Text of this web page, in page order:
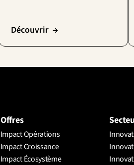
Découvrir  →
Offres
Impact Opérations
Impact Croissance
Impact Écosystème